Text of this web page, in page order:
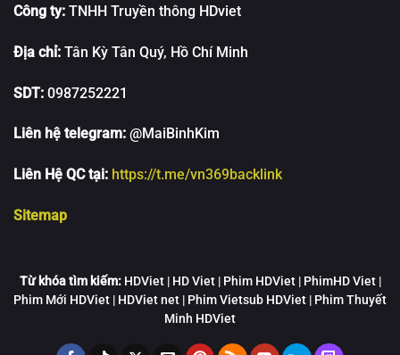
Công ty: TNHH Truyền thông HDviet
Địa chỉ: Tân Kỳ Tân Quý, Hồ Chí Minh
SDT: 0987252221
Liên hệ telegram: @MaiBinhKim
Liên Hệ QC tại: https://t.me/vn369backlink
Sitemap
Từ khóa tìm kiếm:HDViet | HD Viet | Phim HDViet | PhimHD Viet |
Phim Mới HDViet | HDViet net | Phim Vietsub HDViet | Phim Thuyết
Minh HDViet